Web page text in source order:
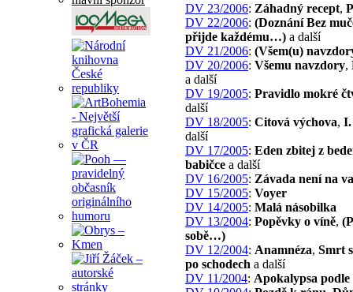
DV 23/2006: Záhadný recept,
DV 22/2006: (Doznání Bez
přijde každému…) a další
DV 21/2006: (Všem(u)
DV 20/2006: Všemu navzdory,
a další
DV 19/2005: Pravidlo mokré
další
DV 18/2005: Citová výchova, I.
další
DV 17/2005: Eden zbitej z
babičce a další
DV 16/2005: Závada není na
DV 15/2005: Voyer
DV 14/2005: Malá násobilka
DV 13/2004: Popěvky o víně,
sobě…)
DV 12/2004: Anamnéza, Smrt
po schodech a další
DV 11/2004: Apokalypsa podle